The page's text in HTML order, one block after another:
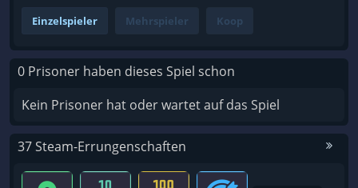
Einzelspieler Mehrspieler Koop
0 Prisoner haben dieses Spiel schon
Kein Prisoner hat oder wartet auf das Spiel
37 Steam-Errungenschaften